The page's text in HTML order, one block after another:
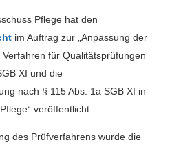
Pflege hat den
im Auftrag zur „Anpassung der
für Qualitätsprüfungen
XI und die
nach § 115 Abs. 1a SGB XI in
veröffentlicht.
des Prüfverfahrens wurde die